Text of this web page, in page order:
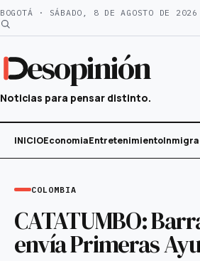
Saltar
al
BOGOTÁ · SÁBADO, 8 DE AGOSTO DE 2026
esopinión
Noticias para pensar distinto.
INICIOEconomiaEntretenimiento
COLOMBIA
CATATUMBO:
envía Primeras